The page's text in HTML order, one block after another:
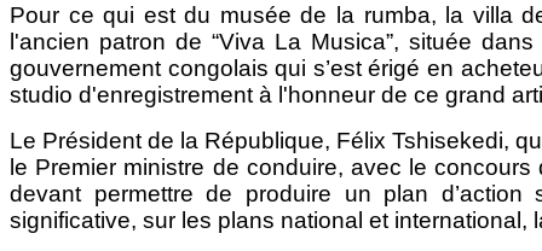
Pour ce qui est du musée de la rumba, la villa
l'ancien patron de “Viva La Musica”, située
gouvernement congolais qui s’est érigé en
studio d'enregistrement à l'honneur de ce grand
Le Président de la République, Félix Tshisekedi,
le Premier ministre de conduire, avec le
devant permettre de produire un plan
significative, sur les plans national et